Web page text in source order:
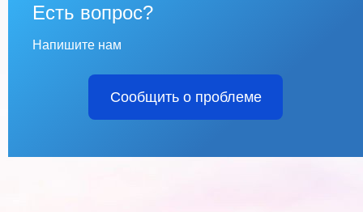
Есть вопрос?
Напишите нам
Сообщить о проблеме